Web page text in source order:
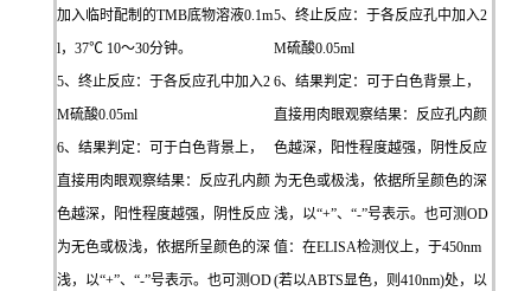
加入临时配制的TMB底物溶液0.1m
l，37℃ 10～30分钟。
5、终止反应：于各反应孔中加入2
M硫酸0.05ml
6、结果判定：可于白色背景上，
直接用肉眼观察结果：反应孔内颜
色越深，阳性程度越强，阴性反应
为无色或极浅，依据所呈颜色的深
浅，以“+”、“-”号表示。也可测OD
5、终止反应：于各反应孔中加入2
M硫酸0.05ml
6、结果判定：可于白色背景上，
直接用肉眼观察结果：反应孔内颜
色越深，阳性程度越强，阴性反应
为无色或极浅，依据所呈颜色的深
浅，以“+”、“-”号表示。也可测OD
值：在ELISA检测仪上，于450nm
(若以ABTS显色，则410nm)处，以